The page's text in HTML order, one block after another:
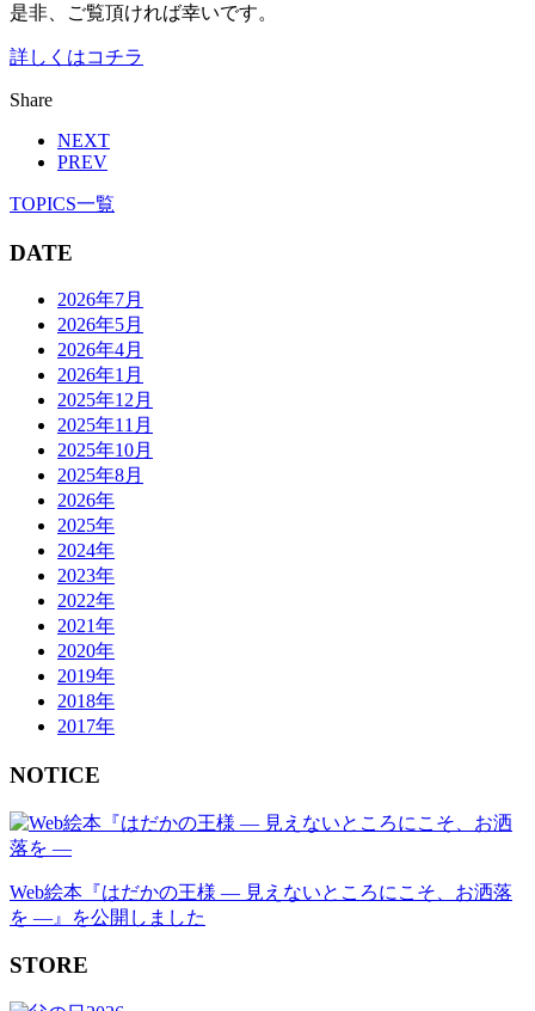
是非、ご覧頂ければ幸いです。
詳しくはコチラ
Share
NEXT
PREV
TOPICS一覧
DATE
2026年7月
2026年5月
2026年4月
2026年1月
2025年12月
2025年11月
2025年10月
2025年8月
2026年
2025年
2024年
2023年
2022年
2021年
2020年
2019年
2018年
2017年
NOTICE
Web絵本『はだかの王様 ― 見えないところにこそ、お洒落
を ―』を公開しました
STORE